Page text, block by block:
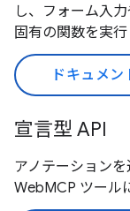
し、フォーム入
固有の関数を実行
ドキュメン
宣言型 API
アノテーション
WebMCP ツール